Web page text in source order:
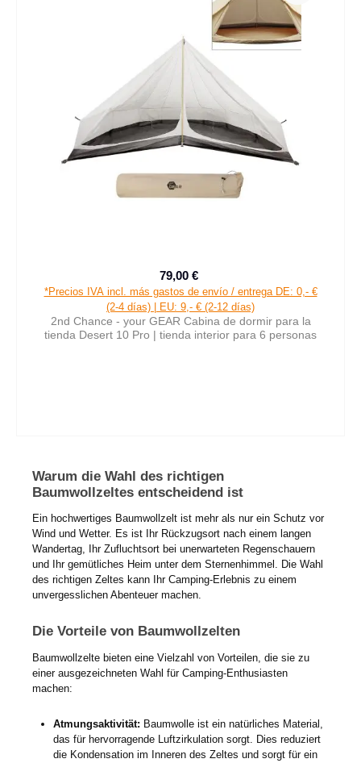
Precio de venta:
79,00 €
*Precios IVA incl. más gastos de envío / entrega DE: 0,- €
(2-4 días) | EU: 9,- € (2-12 días)
2nd Chance - your GEAR Cabina de dormir para la
tienda Desert 10 Pro | tienda interior para 6 personas
Warum die Wahl des richtigen
Baumwollzeltes entscheidend ist
Ein hochwertiges Baumwollzelt ist mehr als nur ein Schutz vor
Wind und Wetter. Es ist Ihr Rückzugsort nach einem langen
Wandertag, Ihr Zufluchtsort bei unerwarteten Regenschauern
und Ihr gemütliches Heim unter dem Sternenhimmel. Die Wahl
des richtigen Zeltes kann Ihr Camping-Erlebnis zu einem
unvergesslichen Abenteuer machen.
Die Vorteile von Baumwollzelten
Baumwollzelte bieten eine Vielzahl von Vorteilen, die sie zu
einer ausgezeichneten Wahl für Camping-Enthusiasten
machen:
Atmungsaktivität: Baumwolle ist ein natürliches Material,
das für hervorragende Luftzirkulation sorgt. Dies reduziert
die Kondensation im Inneren des Zeltes und sorgt für ein